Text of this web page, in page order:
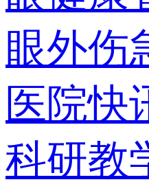
眼外伤
医院快
科研教